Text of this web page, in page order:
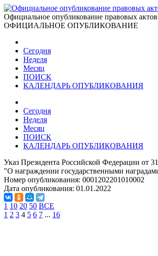
Официальное опубликование правовых актов
ОФИЦИАЛЬНОЕ ОПУБЛИКОВАНИЕ
Сегодня
Неделя
Месяц
ПОИСК
КАЛЕНДАРЬ ОПУБЛИКОВАНИЯ
Сегодня
Неделя
Месяц
ПОИСК
КАЛЕНДАРЬ ОПУБЛИКОВАНИЯ
Указ Президента Российской Федерации от
"О награждении государственными
Номер опубликования: 0001202201010002
Дата опубликования: 01.01.2022
1 10 20 50 ВСЕ
1 2 3 4 5 6 7 ... 16